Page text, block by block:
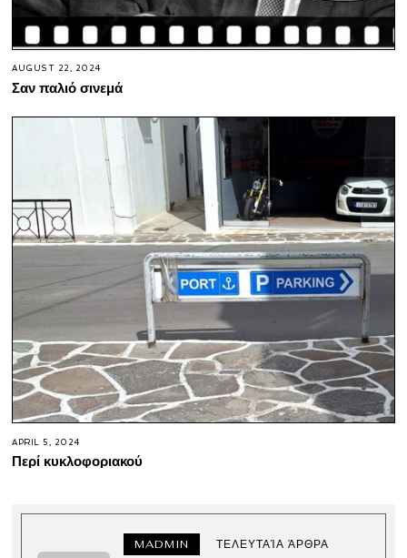
AUGUST 22, 2024
Σαν παλιό σινεμά
APRIL 5, 2024
Περί κυκλοφοριακού
MADMIN ΤΕΛΕΥΤΑΊΑ ΆΡΘΡΑ